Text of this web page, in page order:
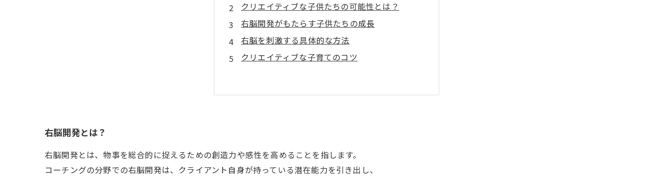
クリエイティブな子供たちの可能性とは？
右脳開発がもたらす子供たちの成長
右脳を刺激する具体的な方法
クリエイティブな子育てのコツ
右脳開発とは？
右脳開発とは、物事を総合的に捉えるための創造力や感性を高めることを指します。
コーチングの分野での右脳開発は、クライアント自身が持っている潜在能力を引き出し、